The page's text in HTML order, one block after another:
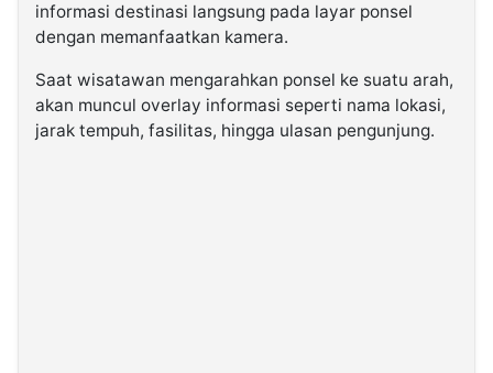
informasi destinasi langsung pada layar ponsel
dengan memanfaatkan kamera.
Saat wisatawan mengarahkan ponsel ke suatu arah,
akan muncul overlay informasi seperti nama lokasi,
jarak tempuh, fasilitas, hingga ulasan pengunjung.